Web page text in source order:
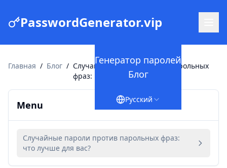
PasswordGenerator.vip
Генератор паролей
Блог
Русский
Главная / Блог / Случайные пароли против парольных
фраз: что лучше для вас?
Menu
Случайные пароли против парольных фраз:
что лучше для вас?